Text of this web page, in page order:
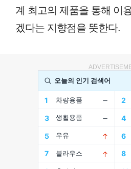
계 최고의 제품을 통해 이
겠다는 지향점을 뜻한다.